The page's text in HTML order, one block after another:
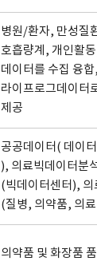
병원/환자, 만성질
호흡량계, 개인활동
데이터를 수집 융합,
라이프로그데이터
제공
공공데이터( 데이
), 의료빅데이터분
(빅데이터센터), 의
(질병, 의약품, 의
의약품 및 화장품